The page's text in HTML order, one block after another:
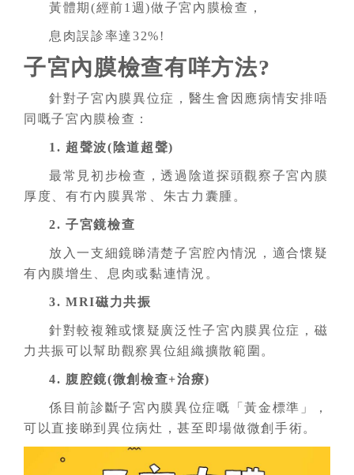
黃體期(經前1週)做子宮內膜檢查，
息肉誤診率達32%!
子宮內膜檢查有咩方法?
針對子宮內膜異位症，醫生會因應病情安排唔
同嘅子宮內膜檢查：
1. 超聲波(陰道超聲)
最常見初步檢查，透過陰道探頭觀察子宮內膜
厚度、有冇內膜異常、朱古力囊腫。
2. 子宮鏡檢查
放入一支細鏡睇清楚子宮腔內情況，適合懷疑
有內膜增生、息肉或黏連情況。
3. MRI磁力共振
針對較複雜或懷疑廣泛性子宮內膜異位症，磁
力共振可以幫助觀察異位組織擴散範圍。
4. 腹腔鏡(微創檢查+治療)
係目前診斷子宮內膜異位症嘅「黃金標準」，
可以直接睇到異位病灶，甚至即場做微創手術。